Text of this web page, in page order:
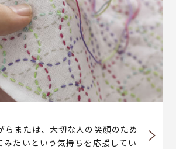
らまたは、大切な人の笑顔のため
みたいという気持ちを応援してい